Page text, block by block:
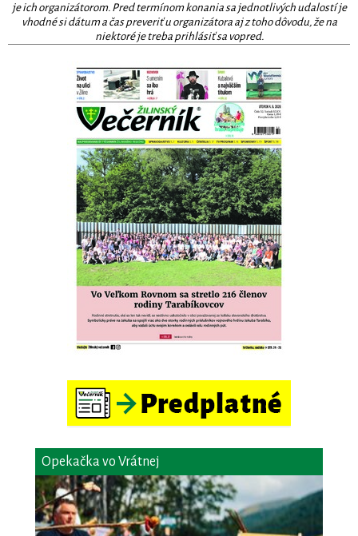
je ich organizátorom. Pred termínom konania sa jednotlivých udalostí je
vhodné si dátum a čas preveriť u organizátora aj z toho dôvodu, že na
niektoré je treba prihlásiť sa vopred.
Opekačka vo Vrátnej